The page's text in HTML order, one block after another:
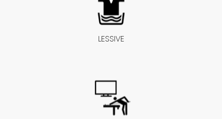
LESSIVE